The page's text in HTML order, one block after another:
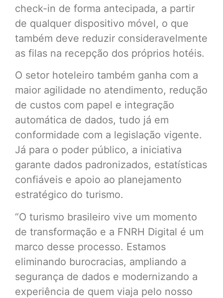
check-in de forma antecipada, a partir
de qualquer dispositivo móvel, o que
também deve reduzir consideravelmente
as filas na recepção dos próprios hotéis.
O setor hoteleiro também ganha com a
maior agilidade no atendimento, redução
de custos com papel e integração
automática de dados, tudo já em
conformidade com a legislação vigente.
Já para o poder público, a iniciativa
garante dados padronizados, estatísticas
confiáveis e apoio ao planejamento
estratégico do turismo.
“O turismo brasileiro vive um momento
de transformação e a FNRH Digital é um
marco desse processo. Estamos
eliminando burocracias, ampliando a
segurança de dados e modernizando a
experiência de quem viaja pelo nosso